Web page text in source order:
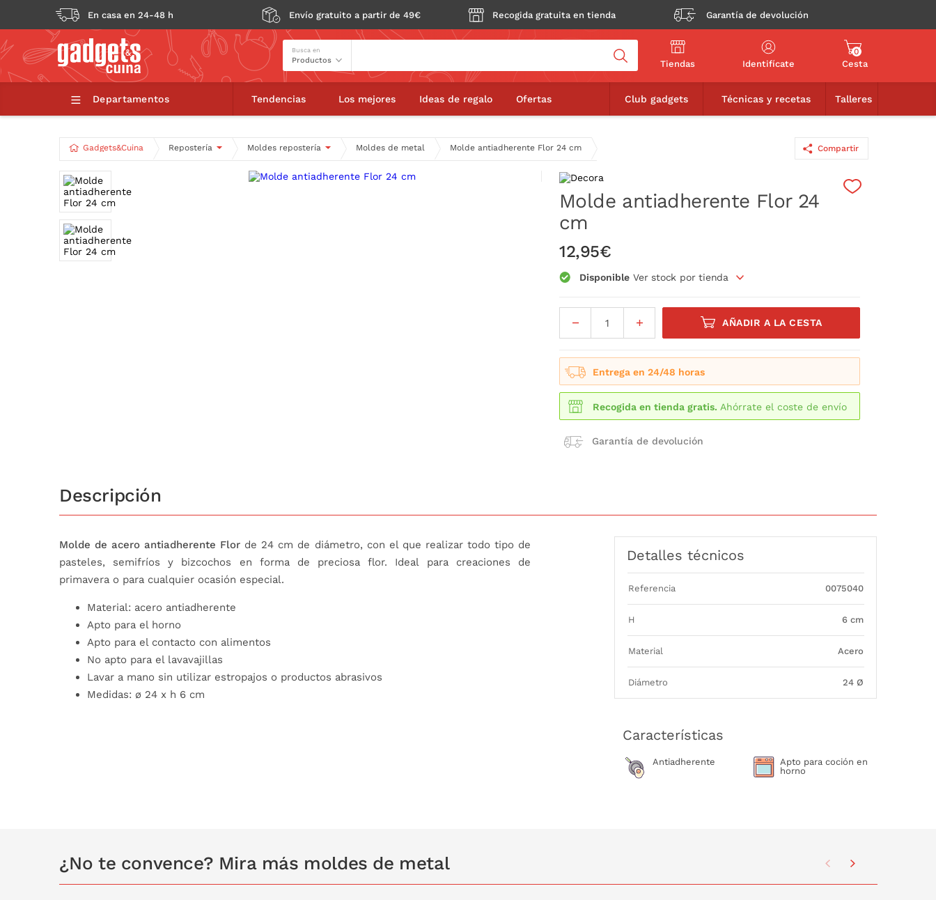
En casa en 24-48 h Envío gratuito a partir de 49€ Recogida gratuita en tienda Garantía de devolución
Busca en
Tiendas Identifícate
0
Cesta
Departamentos Tendencias Los mejores Ideas de regalo Ofertas Club gadgets Técnicas y recetas Talleres
Gadgets&Cuina Repostería Moldes repostería Moldes de metal Molde antiadherente Flor 24 cm
Molde antiadherente Flor 24 cm
Molde antiadherente Flor 24
cm
12,95€
Disponible Ver stock por tienda
AÑADIR A LA CESTA
Entrega en 24/48 horas
Recogida en tienda gratis. Ahórrate el coste de envío
Garantía de devolución
Compartir
Descripción
Molde de acero antiadherente Flor de 24 cm de diámetro, con el que realizar todo tipo de
pasteles, semifríos y bizcochos en forma de preciosa flor. Ideal para creaciones de
primavera o para cualquier ocasión especial.
Material: acero antiadherente
Apto para el horno
Apto para el contacto con alimentos
No apto para el lavavajillas
Lavar a mano sin utilizar estropajos o productos abrasivos
Medidas: ø 24 x h 6 cm
Detalles técnicos
Referencia 0075040
H 6 cm
Material Acero
Diámetro 24 Ø
Características
Antiadherente
Apto para coción en
horno
¿No te convence? Mira más moldes de metal